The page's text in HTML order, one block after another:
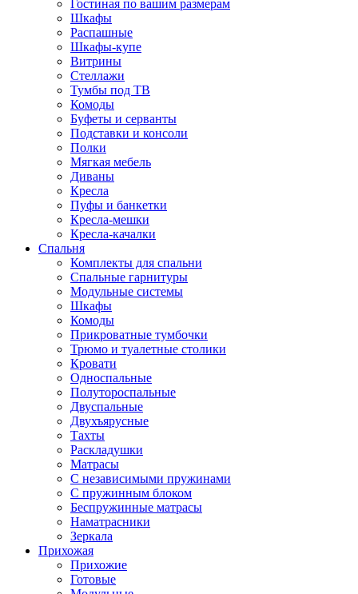
Гостиная по вашим размерам
Шкафы
Распашные
Шкафы-купе
Витрины
Стеллажи
Тумбы под ТВ
Комоды
Буфеты и серванты
Подставки и консоли
Полки
Мягкая мебель
Диваны
Кресла
Пуфы и банкетки
Кресла-мешки
Кресла-качалки
Спальня
Комплекты для спальни
Спальные гарнитуры
Модульные системы
Шкафы
Комоды
Прикроватные тумбочки
Трюмо и туалетные столики
Кровати
Односпальные
Полутороспальные
Двуспальные
Двухъярусные
Тахты
Раскладушки
Матрасы
С независимыми пружинами
С пружинным блоком
Беспружинные матрасы
Наматрасники
Зеркала
Прихожая
Прихожие
Готовые